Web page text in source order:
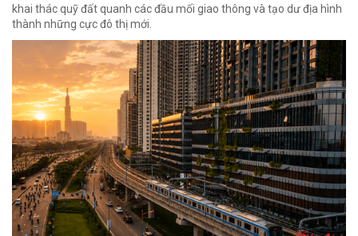
khai thác quỹ đất quanh các đầu mối giao thông và tạo dư địa hình
thành những cực đô thị mới.